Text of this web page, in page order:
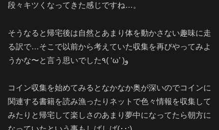
段々キツくなってきた感じですね…。
そうなると帰宅後は自然とあまり体を動かさない趣味に走
る訳で…そこで以前から考えていた収集を再びやってみよ
うかな〜と言う思いでした٩( ‘ω’ )و
コイン収集を始めてみるとなかなか奥が深いのでコインに
関連する書籍を読み漁ったりネットで色々情報を収集して
みたりと帰宅して楽しさのあまり夢中になってたら朝方に